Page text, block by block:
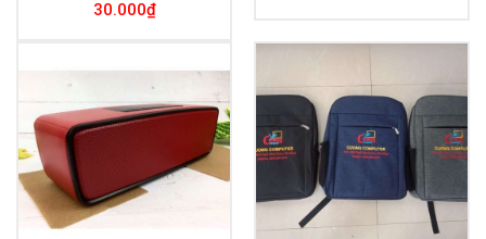
30.000₫